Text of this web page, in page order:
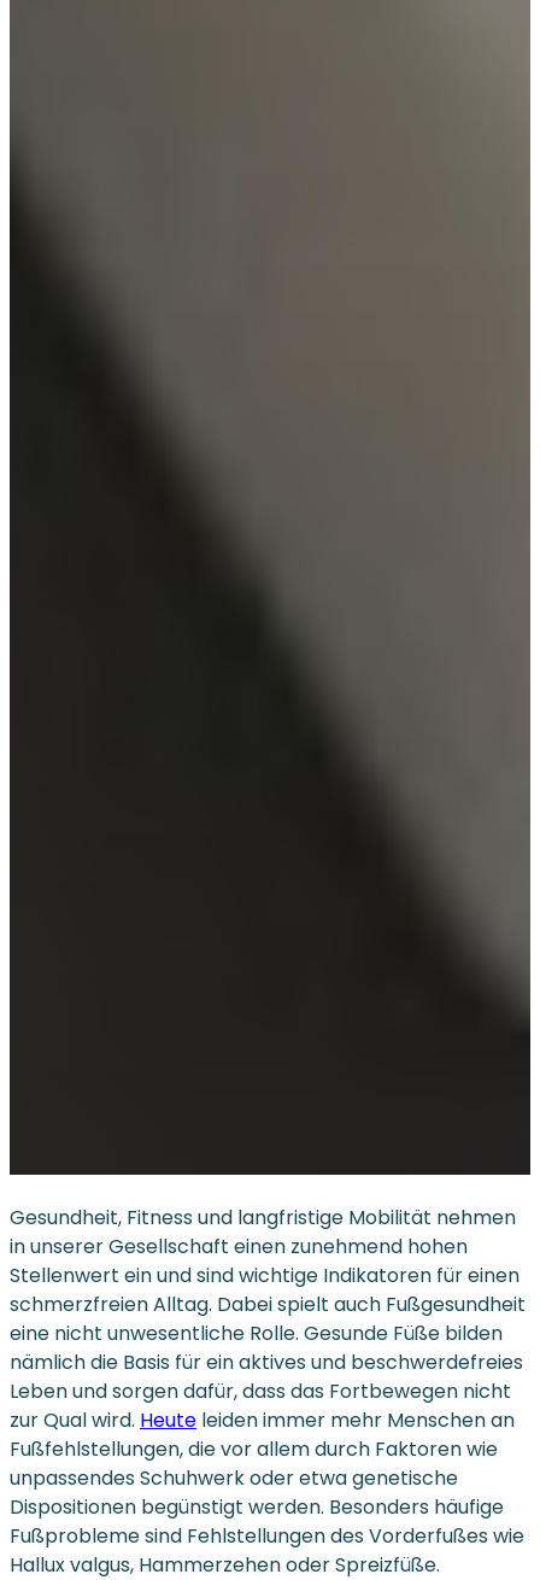
Gesundheit, Fitness und langfristige Mobilität nehmen
in unserer Gesellschaft einen zunehmend hohen
Stellenwert ein und sind wichtige Indikatoren für einen
schmerzfreien Alltag. Dabei spielt auch Fußgesundheit
eine nicht unwesentliche Rolle. Gesunde Füße bilden
nämlich die Basis für ein aktives und beschwerdefreies
Leben und sorgen dafür, dass das Fortbewegen nicht
zur Qual wird. Heute leiden immer mehr Menschen an
Fußfehlstellungen, die vor allem durch Faktoren wie
unpassendes Schuhwerk oder etwa genetische
Dispositionen begünstigt werden. Besonders häufige
Fußprobleme sind Fehlstellungen des Vorderfußes wie
Hallux valgus, Hammerzehen oder Spreizfüße.